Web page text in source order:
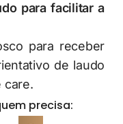
para facilitar a
para receber
de laudo
care.
precisa: